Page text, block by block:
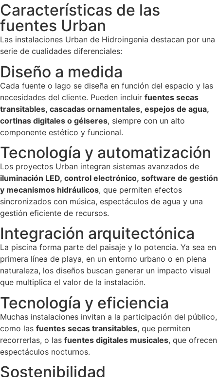
Características de las
fuentes Urban
Las instalaciones Urban de Hidroingenia destacan por una
serie de cualidades diferenciales:
Diseño a medida
Cada fuente o lago se diseña en función del espacio y las
necesidades del cliente. Pueden incluir fuentes secas
transitables, cascadas ornamentales, espejos de agua,
cortinas digitales o géiseres, siempre con un alto
componente estético y funcional.
Tecnología y automatización
iluminación LED, control electrónico, software de gestión
y mecanismos hidráulicos, que permiten efectos
sincronizados con música, espectáculos de agua y una
gestión eficiente de recursos.
Integración arquitectónica
La piscina forma parte del paisaje y lo potencia. Ya sea en
primera línea de playa, en un entorno urbano o en plena
naturaleza, los diseños buscan generar un impacto visual
que multiplica el valor de la instalación.
Tecnología y eficiencia
Muchas instalaciones invitan a la participación del público,
como las fuentes secas transitables, que permiten
recorrerlas, o las fuentes digitales musicales, que ofrecen
espectáculos nocturnos.
Sostenibilidad